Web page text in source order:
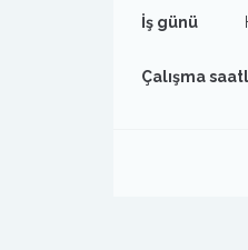
İş günü
Çalışma